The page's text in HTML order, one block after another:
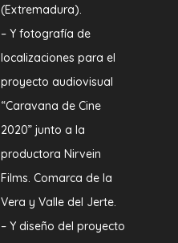
(Extremadura).
– Y fotografía de
localizaciones para el
proyecto audiovisual
“Caravana de Cine
2020” junto a la
productora Nirvein
Films. Comarca de la
Vera y Valle del Jerte.
– Y diseño del proyecto